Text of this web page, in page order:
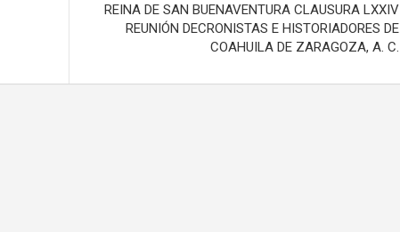
REINA DE SAN BUENAVENTURA CLAUSURA LXXIV
REUNIÓN DECRONISTAS E HISTORIADORES DE
COAHUILA DE ZARAGOZA, A. C.